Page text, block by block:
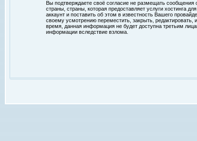
Вы подтверждаете своё согласие не размещать сообщения
страны, страны, которая предоставляет услуги хостинга
аккаунт и поставить об этом в известность Вашего
своему усмотрению переместить, закрыть,
время, данная информация не будет доступна третьим
информации вследствие взлома.